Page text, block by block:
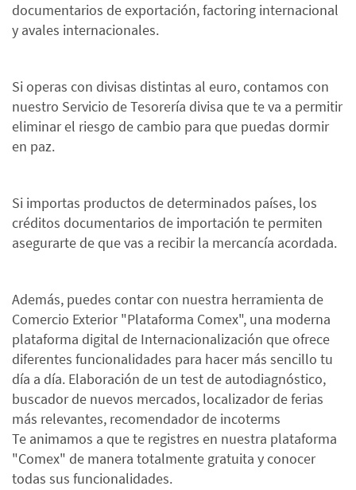
documentarios de exportación, factoring internacional
y avales internacionales.
Si operas con divisas distintas al euro, contamos con
nuestro Servicio de Tesorería divisa que te va a permitir
eliminar el riesgo de cambio para que puedas dormir
en paz.
Si importas productos de determinados países, los
créditos documentarios de importación te permiten
asegurarte de que vas a recibir la mercancía acordada.
Además, puedes contar con nuestra herramienta de
Comercio Exterior "Plataforma Comex", una moderna
plataforma digital de Internacionalización que ofrece
diferentes funcionalidades para hacer más sencillo tu
día a día. Elaboración de un test de autodiagnóstico,
buscador de nuevos mercados, localizador de ferias
más relevantes, recomendador de incoterms
Te animamos a que te registres en nuestra plataforma
"Comex" de manera totalmente gratuita y conocer
todas sus funcionalidades.